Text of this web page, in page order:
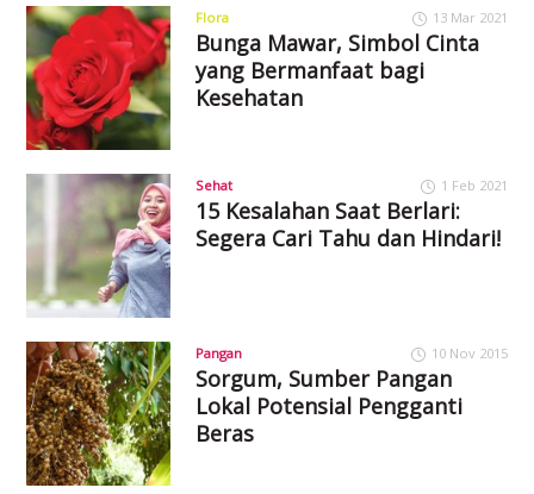
Flora 13 Mar 2021
Bunga Mawar, Simbol Cinta
yang Bermanfaat bagi
Kesehatan
Sehat 1 Feb 2021
15 Kesalahan Saat Berlari:
Segera Cari Tahu dan Hindari!
Pangan 10 Nov 2015
Sorgum, Sumber Pangan
Lokal Potensial Pengganti
Beras